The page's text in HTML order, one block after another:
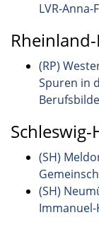
LVR-
(RP)
Spuren in
(SH)
(SH)